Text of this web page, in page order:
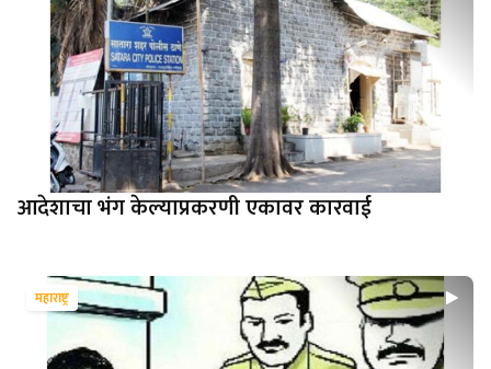
आदेशाचा भंग केल्याप्रकरणी एकावर कारवाई
महाराष्ट्र